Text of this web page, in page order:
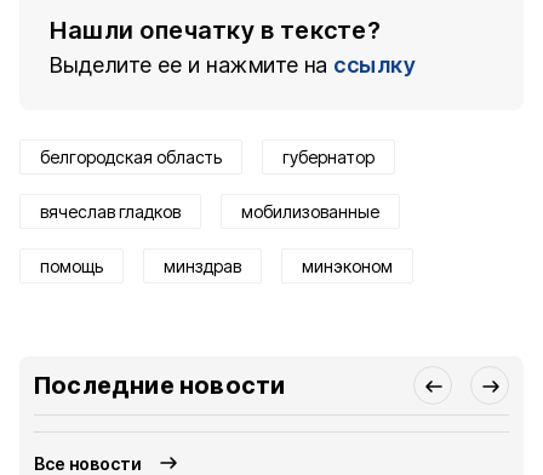
Нашли опечатку в тексте?
Выделите ее и нажмите на ссылку
белгородская область губернатор
вячеслав гладков мобилизованные
помощь минздрав минэконом
Последние новости
Все новости